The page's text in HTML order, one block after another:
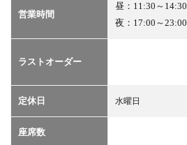
営業時間
昼：11:30～14:30
夜：17:00～23:00
ラストオーダー
定休日 水曜日
座席数